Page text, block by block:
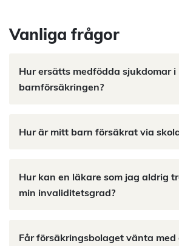
Vanliga frågor
Hur ersätts medfödda sjukdomar i
barnförsäkringen?
Hur är mitt barn försäkrat via
Hur kan en läkare som jag aldrig
min invaliditetsgrad?
Får försäkringsbolaget vänta